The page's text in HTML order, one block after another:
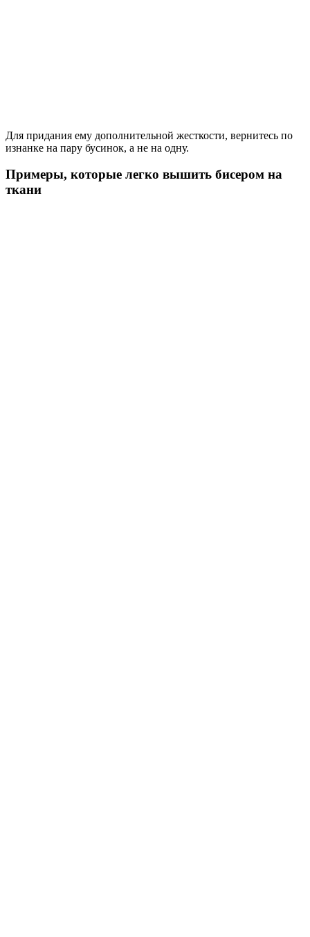
Для придания ему дополнительной жесткости, вернитесь по
изнанке на пару бусинок, а не на одну.
Примеры, которые легко вышить бисером на
ткани